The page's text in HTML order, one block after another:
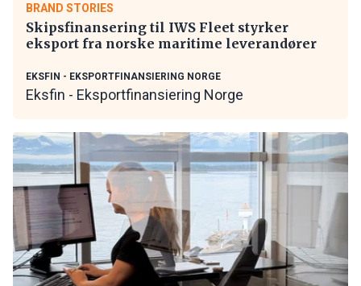
BRAND STORIES
Skipsfinansering til IWS Fleet styrker
eksport fra norske maritime leverandører
EKSFIN - EKSPORTFINANSIERING NORGE
Eksfin - Eksportfinansiering Norge